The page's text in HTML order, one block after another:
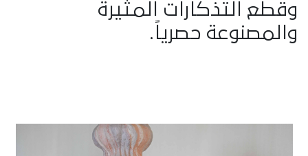
وقطع التذكارات المثيرة
والمصنوعة حصرياً.